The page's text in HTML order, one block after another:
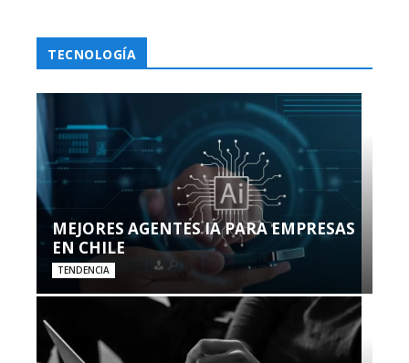
TECNOLOGÍA
MEJORES AGENTES IA PARA EMPRESAS
EN CHILE
TENDENCIA